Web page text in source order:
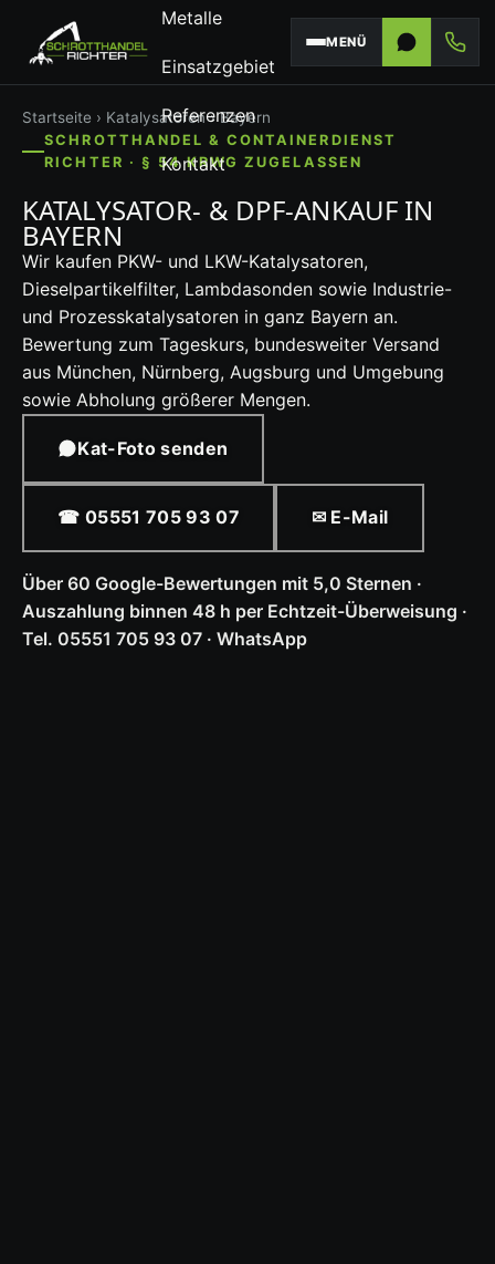
Metalle
Einsatzgebiet
Referenzen
Kontakt
MENÜ
Startseite › Katalysatoren› Bayern
SCHROTTHANDEL & CONTAINERDIENST
RICHTER · § 54 KRWG ZUGELASSEN
KATALYSATOR- & DPF-ANKAUF IN
BAYERN
Wir kaufen PKW- und LKW-Katalysatoren,
Dieselpartikelfilter, Lambdasonden sowie Industrie-
und Prozesskatalysatoren in ganz Bayern an.
Bewertung zum Tageskurs, bundesweiter Versand
aus München, Nürnberg, Augsburg und Umgebung
sowie Abholung größerer Mengen.
Kat-Foto senden
☎ 05551 705 93 07 ✉ E-Mail
Über 60 Google-Bewertungen mit 5,0 Sternen ·
Auszahlung binnen 48 h per Echtzeit-Überweisung ·
Tel. 05551 705 93 07 · WhatsApp